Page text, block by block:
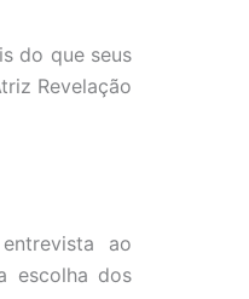
do que seus
Revelação
ao
escolha dos